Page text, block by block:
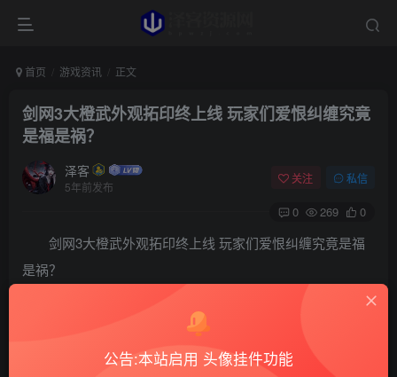
首页 游戏资讯 正文
剑网3大橙武外观拓印终上线 玩家们爱恨纠缠究竟
是福是祸？
泽客
5年前发布
关注 私信
0 269 0
剑网3大橙武外观拓印终上线 玩家们爱恨纠缠究竟是福
是祸？
在剑网3中，玩家们手里“大橙武”可是游戏里顶级的
装备。拥有大橙武不仅仅是财富的象征，更是一个玩家“高
贵”身份的体现。为什么这么说呢？首先要从大橙武是什么开
公告:本站启用 头像挂件功能